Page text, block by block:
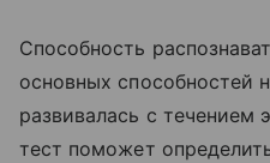
Способность
основных способностей
развивалась с течением
тест поможет